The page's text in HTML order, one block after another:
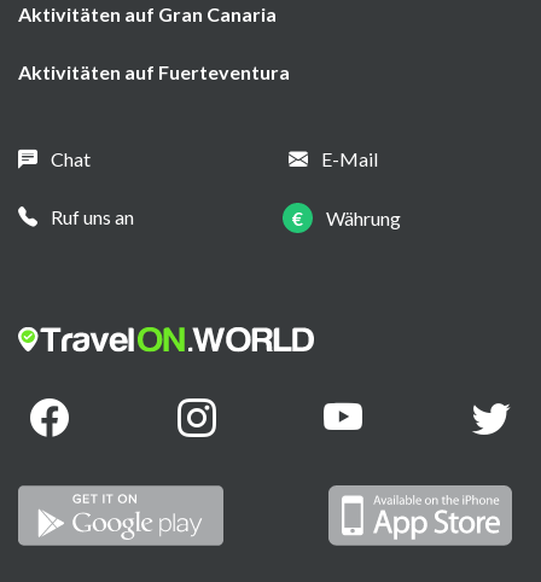
Aktivitäten auf Gran Canaria
Aktivitäten auf Fuerteventura
Chat E-Mail
Ruf uns an € Währung